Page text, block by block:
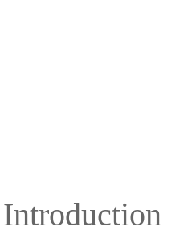
Introduction